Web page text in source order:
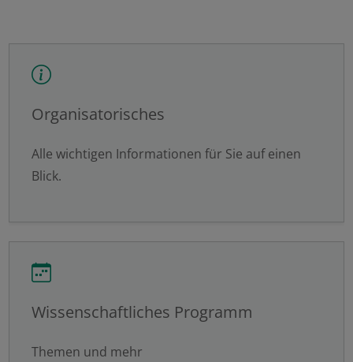
Organisatorisches
Alle wichtigen Informationen für Sie auf einen
Blick.
Wissenschaftliches Programm
Themen und mehr
Alle auswählen
Impressum|Datenschutz